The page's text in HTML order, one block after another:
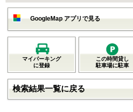
GoogleMap アプリで見る
マイパーキング
に登録
この時間貸し
駐車場に駐車
検索結果一覧に戻る